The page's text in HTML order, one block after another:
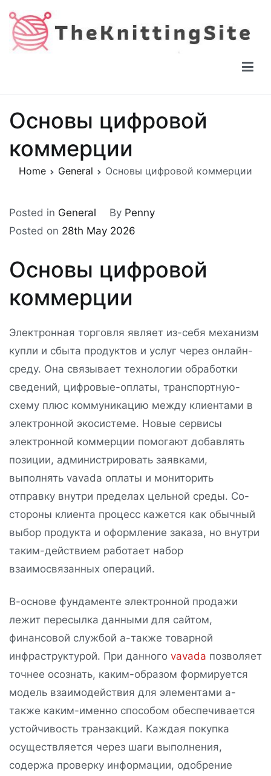
Skip
content
Основы цифровой
коммерции
Home General Основы цифровой коммерции
Posted in General By Penny
Posted on 28th May 2026
Основы цифровой
коммерции
Электронная торговля являет из-себя механизм
купли и сбыта продуктов и услуг через онлайн-
среду. Она связывает технологии обработки
сведений, цифровые-оплаты, транспортную-
схему плюс коммуникацию между клиентами в
электронной экосистеме. Новые сервисы
электронной коммерции помогают добавлять
позиции, администрировать заявками,
выполнять vavada оплаты и мониторить
отправку внутри пределах цельной среды. Со-
стороны клиента процесс кажется как обычный
выбор продукта и оформление заказа, но внутри
таким-действием работает набор
взаимосвязанных операций.
В-основе фундаменте электронной продажи
лежит пересылка данными для сайтом,
финансовой службой а-также товарной
инфраструктурой. При данного vavada позволяет
точнее осознать, каким-образом формируется
модель взаимодействия для элементами а-
также каким-именно способом обеспечивается
устойчивость транзакций. Каждая покупка
осуществляется через шаги выполнения,
содержа проверку информации, одобрение